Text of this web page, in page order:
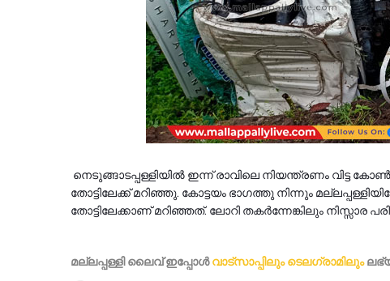
നെടുങ്ങാടപ്പള്ളിയിൽ ഇന്ന് രാവിലെ നിയന്ത്രണം വിട്ട
തോട്ടിലേക്ക് മറിഞ്ഞു. കോട്ടയം ഭാഗത്തു നിന്നും
തോട്ടിലേക്കാണ് മറിഞ്ഞത്. ലോറി തകർന്നേങ്കിലും
മല്ലപ്പള്ളി ലൈവ് ഇപ്പോള്‍വാട്സാപ്പിലും ടെലഗ്രാമിലും